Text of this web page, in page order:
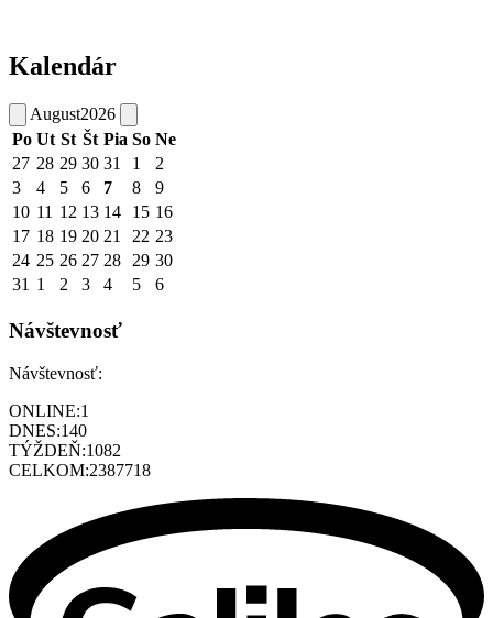
Kalendár
August2026
Po Ut St Št Pia So Ne
27 28 29 30 31 1
2
3
4 5 6 7 8
9
10 11 12 13 14 15 16
17 18 19 20 21 22 23
24 25 26 27 28 29 30
31 1 2 3 4 5 6
Návštevnosť
Návštevnosť:
ONLINE:1
DNES:140
TÝŽDEŇ:1082
CELKOM:2387718